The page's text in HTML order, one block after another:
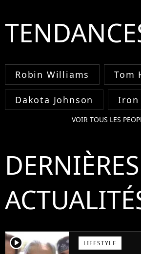
Robin Williams Tom
Dakota Johnson Iron
VOIR TOUS LES
DERNIÈRES
player2 LIFESTYLE